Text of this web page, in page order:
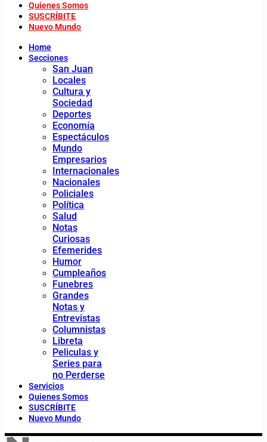
Quienes Somos
SUSCRÍBITE
Nuevo Mundo
Home
Secciones
San Juan
Locales
Cultura y
Sociedad
Deportes
Economía
Espectáculos
Mundo
Empresarios
Internacionales
Nacionales
Policiales
Política
Salud
Notas
Curiosas
Efemerides
Humor
Cumpleaños
Funebres
Grandes
Notas y
Entrevistas
Columnistas
Libreta
Peliculas y
Series para
no Perderse
Servicios
Quienes Somos
SUSCRÍBITE
Nuevo Mundo